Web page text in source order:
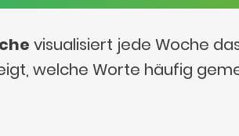
visualisiert jede Woche
welche Worte häufig